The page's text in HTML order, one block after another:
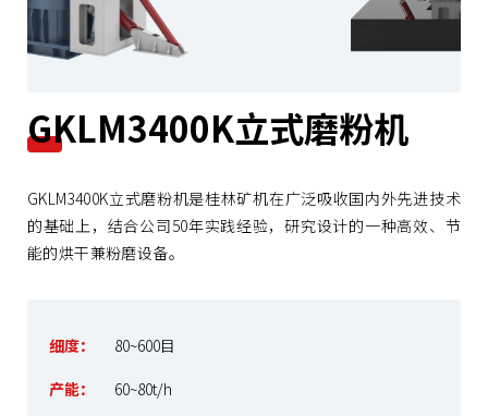
s
GKLM3400K立式磨粉机
GKLM3400K立式磨粉机是桂林矿机在广泛吸收国内外先进技术
的基础上，结合公司50年实践经验，研究设计的一种高效、节
能的烘干兼粉磨设备。
细度：
80~600目
产能：
60~80t/h